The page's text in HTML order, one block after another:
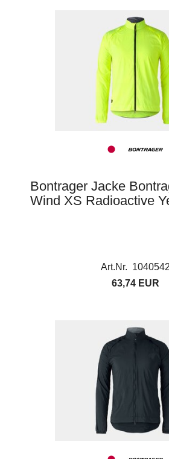
Bontrager Jacke
Wind XS Radioactive
Art.Nr. 1040542
63,74 EUR